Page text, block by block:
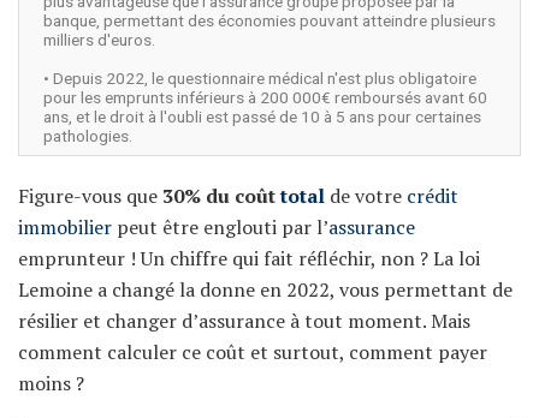
banque, permettant des économies pouvant atteindre plusieurs
milliers d'euros.
• Depuis 2022, le questionnaire médical n'est plus obligatoire
pour les emprunts inférieurs à 200 000€ remboursés avant 60
ans, et le droit à l'oubli est passé de 10 à 5 ans pour certaines
pathologies.
Figure-vous que 30% du coûttotal de votre crédit
immobilier peut être englouti par l’assurance
emprunteur ! Un chiffre qui fait réfléchir, non ? La loi
Lemoine a changé la donne en 2022, vous permettant de
résilier et changer d’assurance à tout moment. Mais
comment calculer ce coût et surtout, comment payer
moins ?